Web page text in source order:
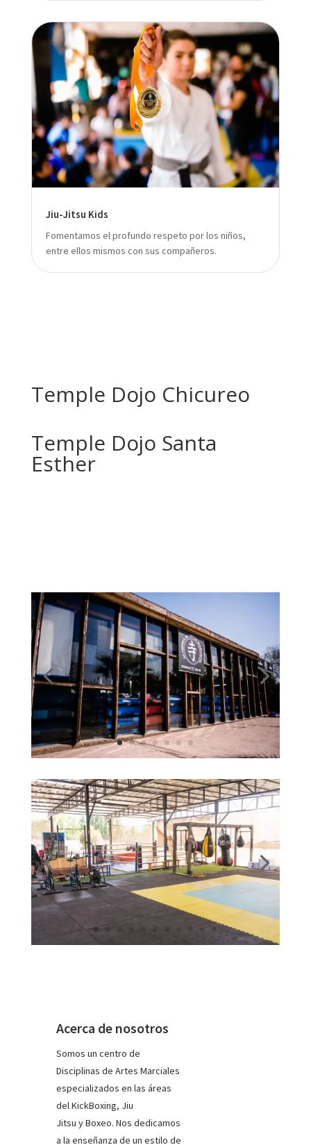
Jiu-Jitsu Kids
Fomentamos el profundo respeto por los niños,
entre ellos mismos con sus compañeros.
Temple Dojo Chicureo
Temple Dojo Santa
Esther
Acerca de nosotros
Somos un centro de
Disciplinas de Artes Marciales
especializados en las áreas
del KickBoxing, Jiu
Jitsu y Boxeo. Nos dedicamos
a la enseñanza de un estilo de